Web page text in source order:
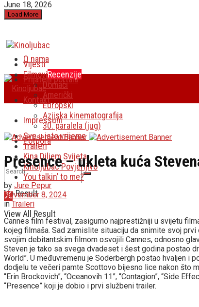
June 18, 2026
Load More
O nama
Prijatelji portala
Kontakt
Impressum
Potpora
No Result
View All Result
Vijesti
FilmoviRecenzije
Domaći
Američki
Europski
Azijska kinematografija
30. paralela (jug)
Sve u isto vrijeme
Traileri
Kina Diljem Svijeta
Kinoljubac Povjerljivo
You talkin’ to me?
Presence – ukleta kuća
by Jure Pepur
November 8, 2024
in Traileri
Cannes film festival, zasigurno najprestižniji u svijetu
kojeg filmaša. Sad zamislite situaciju da snimite svoj
svojim debitantskim filmom osvojili Cannes, odnosno
Steven je tako sa svega dvadeset i šest godina postao
World”. U međuvremenu je Soderbergh postao hvaljen i
dodjelu te večeri pamte Scottovo bijesno lice nakon što
“Erin Brockovich”, “Oceanovih 11”, “Contagion”, “Side
“Presence” koji je dobio i prvi službeni trailer.